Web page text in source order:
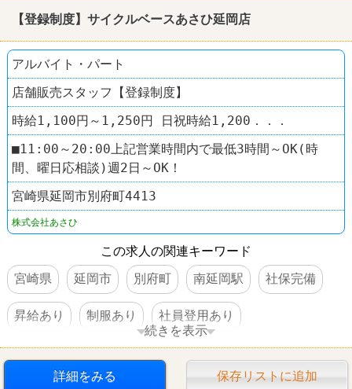
スシロー
【登録制度】サイクルベースあさひ延岡店
アルバイト・パート
店舗販売スタッフ【登録制度】
時給1,100円～1,250円 日祝時給1,200．．．
■11:00～20:00上記営業時間内で最低3時間～OK(時
間、曜日応相談)週2日～OK！
宮崎県延岡市別府町4413
株式会社あさひ
この求人の関連キーワード
宮崎県
延岡市 別府町 南延岡駅 社保完備
昇給あり 制服あり 社員登用あり
車・バイク通勤可 禁煙・分煙 自転車屋
続きを表示
詳細をみる 保存リストに追加